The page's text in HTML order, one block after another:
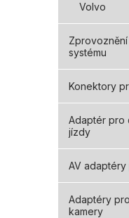
Volvo
systému
Konektory
Adaptér pro
jízdy
AV adaptéry
Adaptéry
kamery